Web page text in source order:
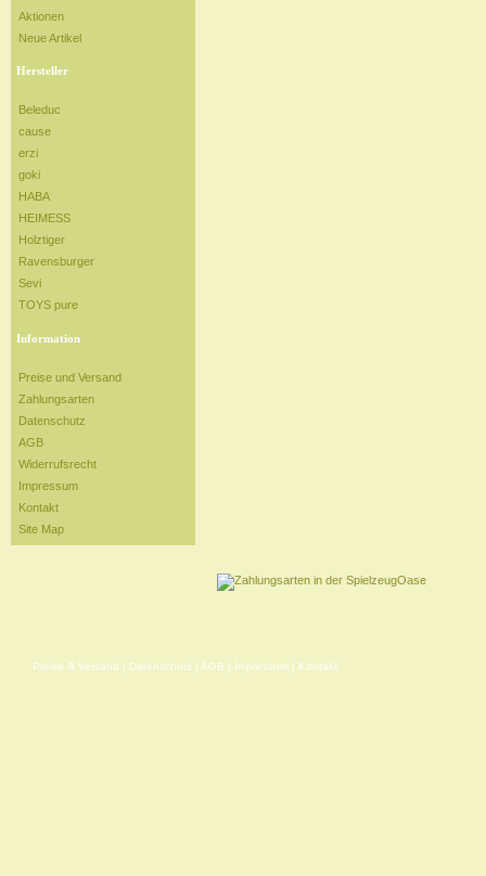
Aktionen
Neue Artikel
Hersteller
Beleduc
cause
erzi
goki
HABA
HEIMESS
Holztiger
Ravensburger
Sevi
TOYS pure
Information
Preise und Versand
Zahlungsarten
Datenschutz
AGB
Widerrufsrecht
Impressum
Kontakt
Site Map
Preise & Versand | Datenschutz | AGB | Impressum | Kontakt